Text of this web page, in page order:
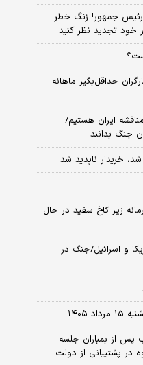
رئیس جمهور! زنگ خطر
خود تجدید نظر کنید
حداقل‌بگیر ماهانه
ایران هستیم/
جنگ بدانند
زیر کاخ سفید در حال
و اسرائیل/جنگ در
پس از بمباران جلسه
در پشتیبانی از دولت